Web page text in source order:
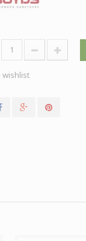
wishlist